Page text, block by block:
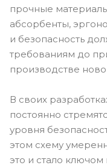
прочные
абсорбенты,
и безопасность
требованиям до
производстве
В своих
постоянно
уровня
этом схему
это и стало